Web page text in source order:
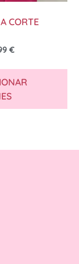
CORTE
€